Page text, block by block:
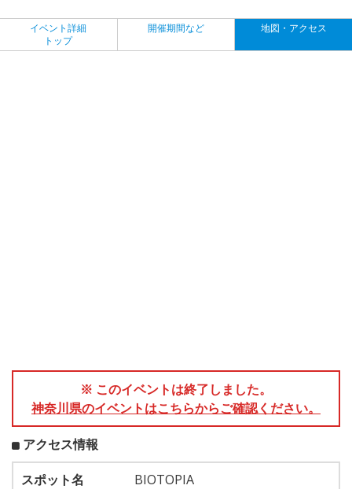
イベント詳細
トップ
開催期間など 地図・アクセス
※ このイベントは終了しました。
神奈川県のイベントはこちらからご確認ください。
アクセス情報
スポット名
BIOTOPIA